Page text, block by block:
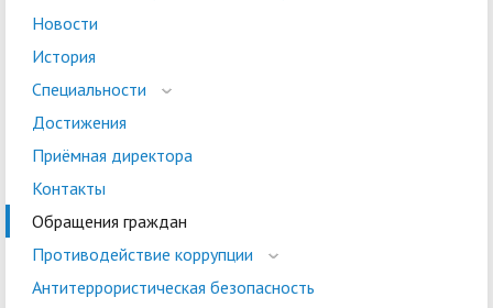
Новости
История
Специальности
Достижения
Приёмная директора
Контакты
Обращения граждан
Противодействие коррупции
Антитеррористическая безопасность